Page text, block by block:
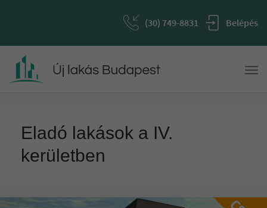
Belépés
(30) 749-8831
Eladó lakások a IV.
kerületben